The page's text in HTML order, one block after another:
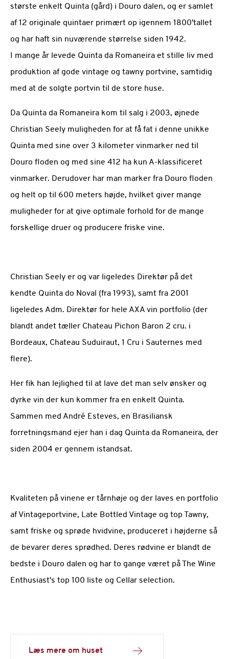
største enkelt Quinta (gård) i Douro dalen, og er samlet
af 12 originale quintaer primært op igennem 1800'tallet
og har haft sin nuværende størrelse siden 1942.
I mange år levede Quinta da Romaneira et stille liv med
produktion af gode vintage og tawny portvine, samtidig
med at de solgte portvin til de store huse.
Da Quinta da Romaneira kom til salg i 2003, øjnede
Christian Seely muligheden for at få fat i denne unikke
Quinta med sine over 3 kilometer vinmarker ned til
Douro floden og med sine 412 ha kun A-klassificeret
vinmarker. Derudover har man marker fra Douro floden
og helt op til 600 meters højde, hvilket giver mange
muligheder for at give optimale forhold for de mange
forskellige druer og producere friske vine.
Christian Seely er og var ligeledes Direktør på det
kendte Quinta do Noval (fra 1993), samt fra 2001
ligeledes Adm. Direktør for hele AXA vin portfolio (der
blandt andet tæller Chateau Pichon Baron 2 cru. i
Bordeaux, Chateau Suduiraut, 1 Cru i Sauternes med
flere).
Her fik han lejlighed til at lave det man selv ønsker og
dyrke vin der kun kommer fra en enkelt Quinta.
Sammen med André Esteves, en Brasiliansk
forretningsmand ejer han i dag Quinta da Romaneira, der
siden 2004 er gennem istandsat.
Kvaliteten på vinene er tårnhøje og der laves en portfolio
af Vintageportvine, Late Bottled Vintage og top Tawny,
samt friske og sprøde hvidvine, produceret i højderne så
de bevarer deres sprødhed. Deres rødvine er blandt de
bedste i Douro dalen og har to gange været på The Wine
Enthusiast's top 100 liste og Cellar selection.
Læs mere om huset